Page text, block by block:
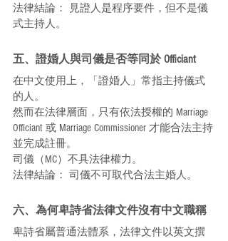
法律結論： 見證人是程序要件，但不是儀
式主持人。
五、證婚人與司儀是否等同於 Officiant
在中文使用上，「證婚人」常指主持儀式
的人。
然而在法律層面，只有依法授權的 Marriage
Officiant 或 Marriage Commissioner 才能合法主持
並完成註冊。
司儀（MC）不具法律權力。
法律結論： 司儀不可取代合法主婚人。
六、為何卑詩省法律文件沒有中文職稱
卑詩省屬普通法體系，法律文件以英文撰